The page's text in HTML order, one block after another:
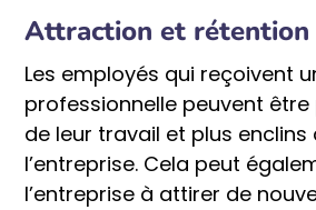
Attraction et rétention
Les employés qui reçoivent
professionnelle peuvent
de leur travail et plus
l’entreprise. Cela peut
l’entreprise à attirer de